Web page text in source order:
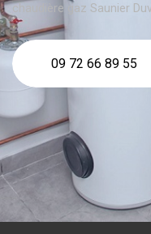
chaudière gaz Saunier
09 72 66 89 55